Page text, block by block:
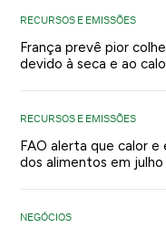
RECURSOS E EMISSÕES
França prevê pior
devido à seca e ao
RECURSOS E EMISSÕES
FAO alerta que calor e
dos alimentos em julho
NEGÓCIOS